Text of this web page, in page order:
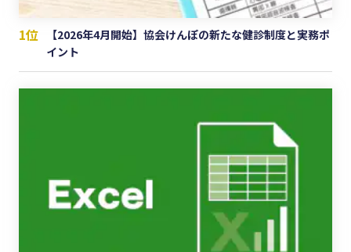
1位
【2026年4月開始】協会けんぽの新たな健診制度と実務ポ
イント